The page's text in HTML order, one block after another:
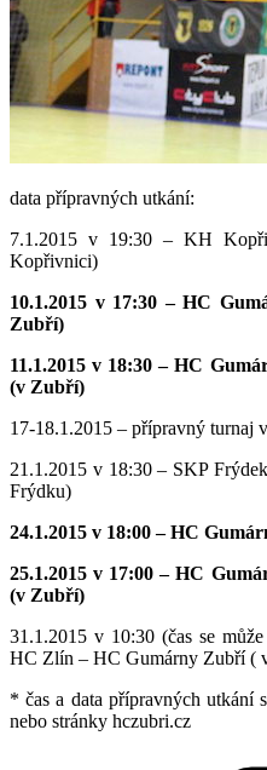
data přípravných utkání:
7.1.2015 v 19:30 – KH
Kopřivnici)
10.1.2015 v 17:30 – HC
Zubří)
11.1.2015 v 18:30 – HC
(v Zubří)
17-18.1.2015 – přípravný turnaj
21.1.2015 v 18:30 – SKP
Frýdku)
24.1.2015 v 18:00 – HC
25.1.2015 v 17:00 – HC
(v Zubří)
31.1.2015 v 10:30 (čas se
HC Zlín – HC Gumárny Zubří (
* čas a data přípravných utkání
nebo stránky hczubri.cz